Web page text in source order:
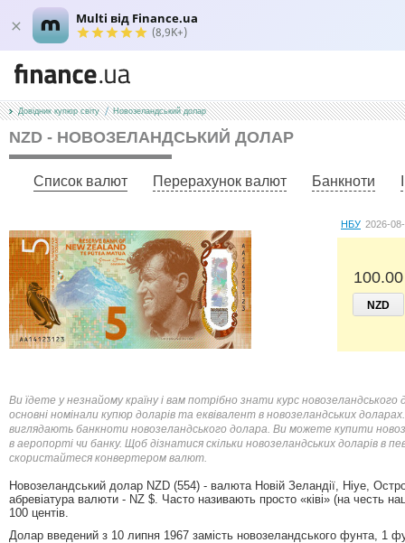
Multi від Finance.ua
(8,9K+)
Довідник купюр світу Новозеландський долар
NZD - НОВОЗЕЛАНДСЬКИЙ ДОЛАР
Список валют Перерахунок валют Банкноти
НБУ 2026-
100.00
NZD
Ви їдете у незнайому країну і вам потрібно знати курс
основні номінали купюр доларів та еквівалент в новозеландських
виглядають банкноти новозеландського долара. Ви можете купити
в аеропорті чи банку. Щоб дізнатися скільки новозеландських доларів в
скористайтеся конвертером валют.
Новозеландський долар NZD (554) - валюта Новій Зеландії, Ніуе,
абревіатура валюти - NZ $. Часто називають просто «ківі» (на честь
100 центів.
Долар введений з 10 липня 1967 замість новозеландського фунта, 1